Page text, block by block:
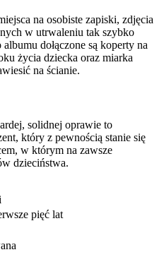
na osobiste zapiski, zdjęcia
w utrwaleniu tak szybko
dołączone są koperty na
życia dziecka oraz miarka
na ścianie.
solidnej oprawie to
który z pewnością stanie się
w którym na zawsze
dzieciństwa.
pięć lat